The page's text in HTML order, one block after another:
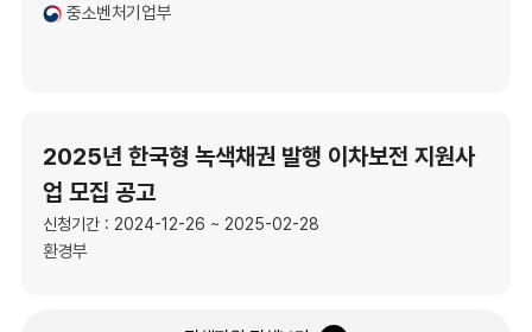
중소벤처기업부
2025년 한국형 녹색채권 발행 이차보전 지원사
업 모집 공고
신청기간 : 2024-12-26 ~ 2025-02-28
환경부